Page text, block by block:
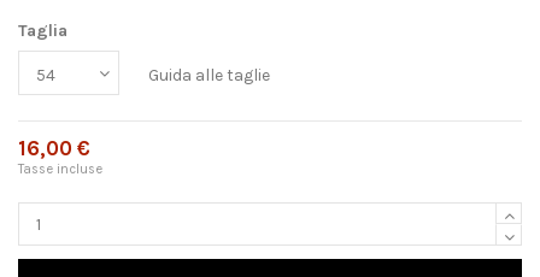
Taglia
Guida alle taglie
16,00 €
Tasse incluse